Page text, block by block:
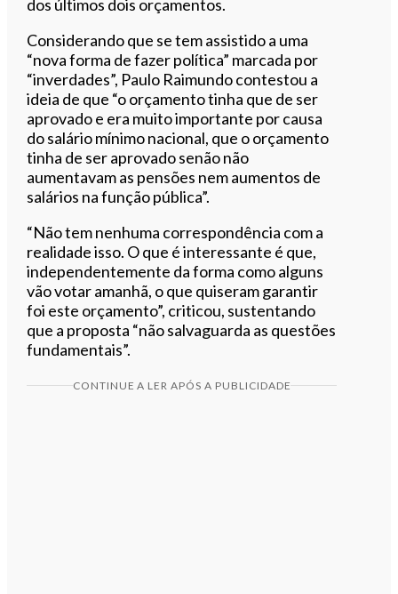
dos últimos dois orçamentos.
Considerando que se tem assistido a uma
“nova forma de fazer política” marcada por
“inverdades”, Paulo Raimundo contestou a
ideia de que “o orçamento tinha que de ser
aprovado e era muito importante por causa
do salário mínimo nacional, que o orçamento
tinha de ser aprovado senão não
aumentavam as pensões nem aumentos de
salários na função pública”.
“Não tem nenhuma correspondência com a
realidade isso. O que é interessante é que,
independentemente da forma como alguns
vão votar amanhã, o que quiseram garantir
foi este orçamento”, criticou, sustentando
que a proposta “não salvaguarda as questões
fundamentais”.
CONTINUE A LER APÓS A PUBLICIDADE